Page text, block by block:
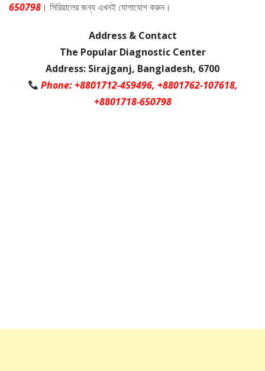
650798 । সিরিয়ালের জন্য এখনই যোগাযোগ করুন।
Address & Contact
The Popular Diagnostic Center
Address: Sirajganj, Bangladesh, 6700
Phone: +8801712-459496, +8801762-107618,
+8801718-650798